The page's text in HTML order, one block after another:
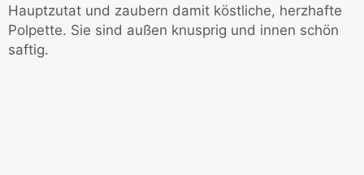
Hauptzutat und zaubern damit köstliche, herzhafte
Polpette. Sie sind außen knusprig und innen schön
saftig.